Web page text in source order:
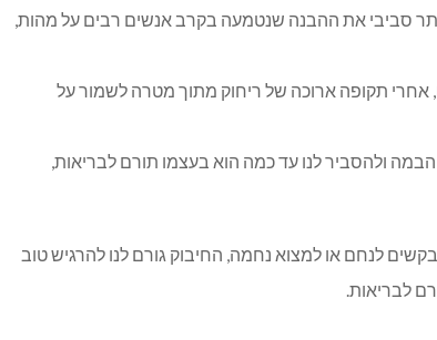
סביבי את ההבנה שנטמעה בקרב אנשים רבים על מהות,
אחרי תקופה ארוכה של ריחוק מתוך מטרה לשמור על
ולהסביר לנו עד כמה הוא בעצמו תורם לבריאות,
לנחם או למצוא נחמה, החיבוק גורם לנו להרגיש טוב
לבריאות.